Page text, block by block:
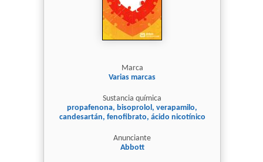
Marca
Varias marcas
Sustancia química
propafenona, bisoprolol, verapamilo,
candesartán, fenofibrato, ácido nicotínico
Anunciante
Abbott